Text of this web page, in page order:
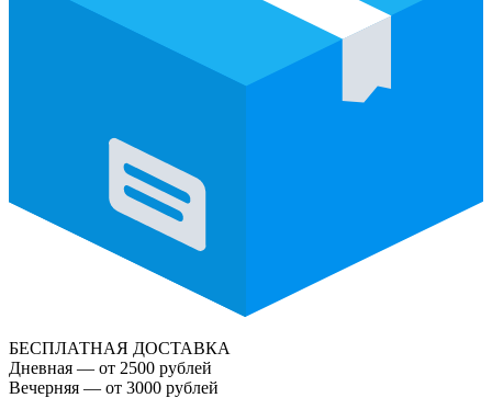
БЕСПЛАТНАЯ ДОСТАВКА
Дневная — от 2500 рублей
Вечерняя — от 3000 рублей